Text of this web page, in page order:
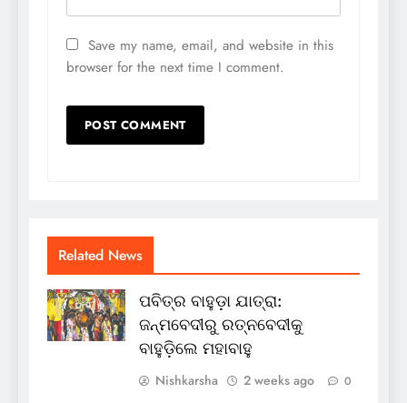
Save my name, email, and website in this
browser for the next time I comment.
Related News
ପବିତ୍ର ବାହୁଡ଼ା ଯାତ୍ରା:
ଜନ୍ମବେଦୀରୁ ରତ୍ନବେଦୀକୁ
ବାହୁଡ଼ିଲେ ମହାବାହୁ
Nishkarsha 2 weeks ago 0